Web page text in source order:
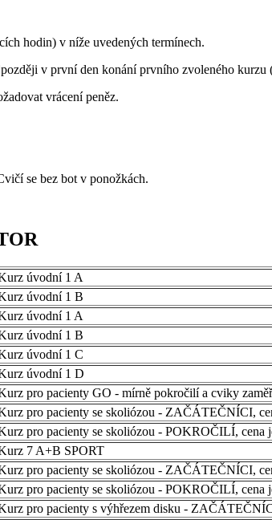
hodin) v níže uvedených termínech.
v první den konání prvního zvoleného
vrácení peněz.
se bez bot v ponožkách.
úvodní 1 A
úvodní 1 B
úvodní 1 A
úvodní 1 B
úvodní 1 C
úvodní 1 D
pro pacienty GO - mírně pokročilí a cviky
pro pacienty se skoliózou - ZAČÁTEČNÍCI,
pro pacienty se skoliózou - POKROČILÍ, cena
7 A+B SPORT
pro pacienty se skoliózou - ZAČÁTEČNÍCI,
pro pacienty se skoliózou - POKROČILÍ, cena
pro pacienty s výhřezem disku -